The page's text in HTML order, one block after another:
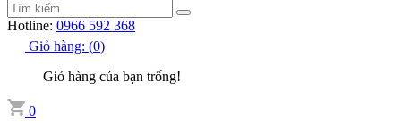
Hotline: 0966 592 368
Giỏ hàng: (0)
Giỏ hàng của bạn trống!
0